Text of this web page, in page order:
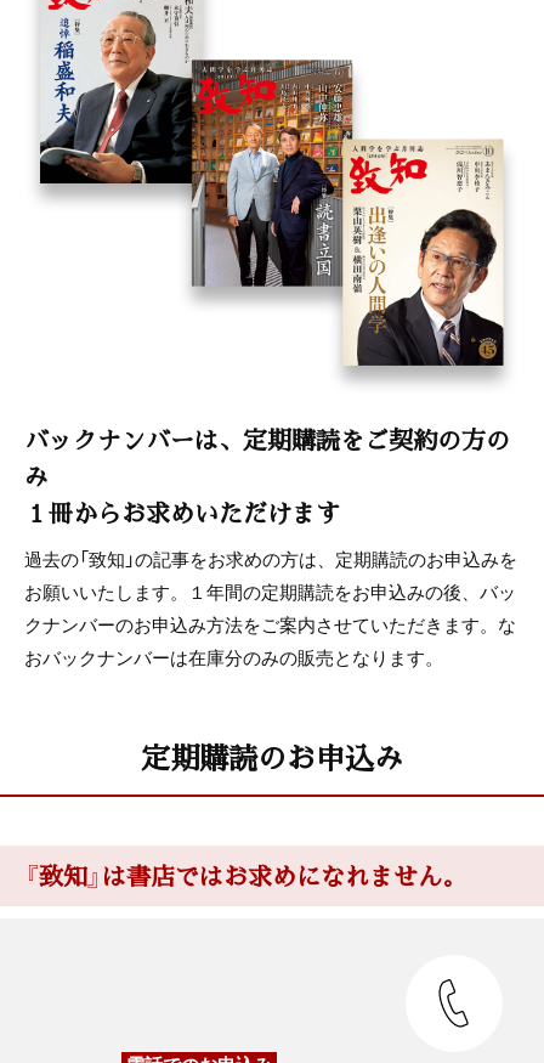
バックナンバーは、定期購読をご契約の方の
み
１冊からお求めいただけます
過去の「致知」の記事をお求めの方は、定期購読のお申込みを
お願いいたします。１年間の定期購読をお申込みの後、バッ
クナンバーのお申込み方法をご案内させていただきます。な
おバックナンバーは在庫分のみの販売となります。
定期購読のお申込み
『致知』は書店ではお求めになれません。